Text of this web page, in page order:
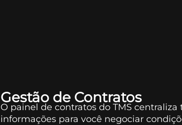
Gestão de Contratos
O painel de contratos do TMS centraliza
informações para você negociar